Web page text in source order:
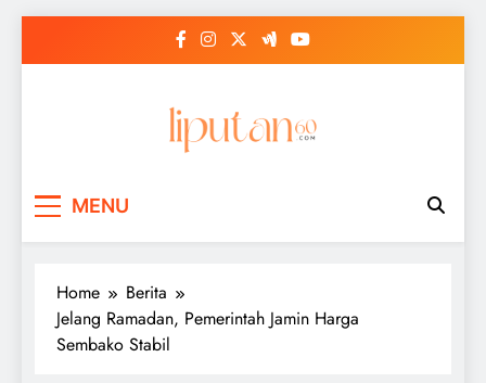
MENU
Home
Berita
Jelang Ramadan, Pemerintah Jamin Harga
Sembako Stabil